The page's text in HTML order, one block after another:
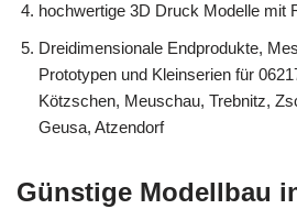
hochwertige 3D Druck Modelle mit
Dreidimensionale Endprodukte,
Prototypen und Kleinserien für
Kötzschen, Meuschau, Trebnitz,
Geusa, Atzendorf
Günstige Modellbau